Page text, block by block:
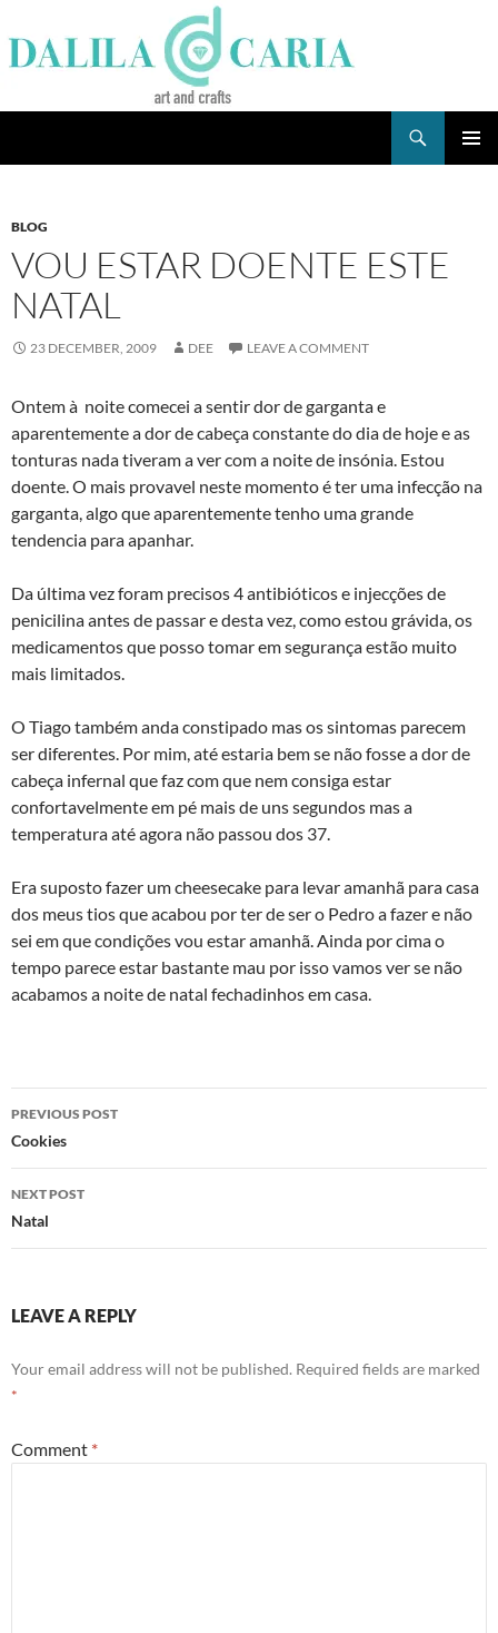
to
content
BLOG
VOU ESTAR DOENTE ESTE
NATAL
23 DECEMBER, 2009 DEE LEAVE A COMMENT
Ontem à noite comecei a sentir dor de garganta e
aparentemente a dor de cabeça constante do dia de hoje e as
tonturas nada tiveram a ver com a noite de insónia. Estou
doente. O mais provavel neste momento é ter uma infecção na
garganta, algo que aparentemente tenho uma grande
tendencia para apanhar.
Da última vez foram precisos 4 antibióticos e injecções de
penicilina antes de passar e desta vez, como estou grávida, os
medicamentos que posso tomar em segurança estão muito
mais limitados.
O Tiago também anda constipado mas os sintomas parecem
ser diferentes. Por mim, até estaria bem se não fosse a dor de
cabeça infernal que faz com que nem consiga estar
confortavelmente em pé mais de uns segundos mas a
temperatura até agora não passou dos 37.
Era suposto fazer um cheesecake para levar amanhã para casa
dos meus tios que acabou por ter de ser o Pedro a fazer e não
sei em que condições vou estar amanhã. Ainda por cima o
tempo parece estar bastante mau por isso vamos ver se não
acabamos a noite de natal fechadinhos em casa.
Post
navigation
PREVIOUS POST
Cookies
NEXT POST
Natal
LEAVE A REPLY
Your email address will not be published. Required fields are marked
*
Comment *